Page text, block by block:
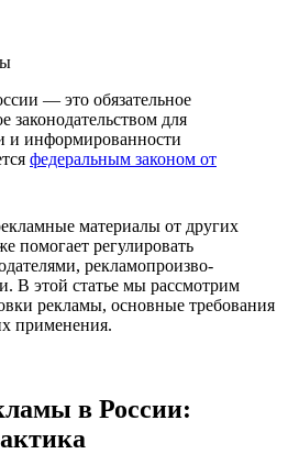
— это обязательное
законодательством для
и информированности
федеральным законом от
материалы от других
помогает регулировать
рекламопроизво-
В этой статье мы рассмотрим
рекламы, основные требования
применения.
в России: